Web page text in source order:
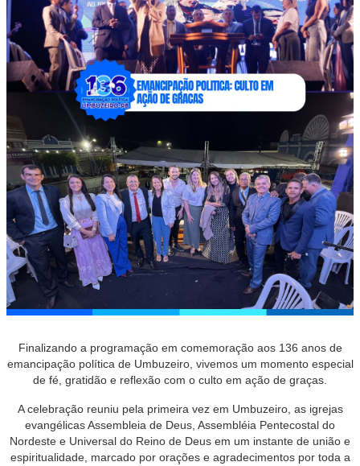
Finalizando a programação em comemoração aos 136 anos de
emancipação política de Umbuzeiro, vivemos um momento especial
de fé, gratidão e reflexão com o culto em ação de graças.
A celebração reuniu pela primeira vez em Umbuzeiro, as igrejas
evangélicas Assembleia de Deus, Assembléia Pentecostal do
Nordeste e Universal do Reino de Deus em um instante de união e
espiritualidade, marcado por orações e agradecimentos por toda a